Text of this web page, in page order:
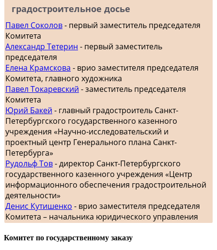
градостроительное досье
Павел Соколов- первый заместитель председателя
Комитета
Александр Тетерин - первый заместитель
председателя
Елена Крамскова - врио заместителя председателя
Комитета, главного художника
Павел Токаревский - заместитель председателя
Комитета
Юрий Бакей - главный градостроитель Санкт-
Петербургского государственного казенного
учреждения «Научно-исследовательский и
проектный центр Генерального плана Санкт-
Петербурга»
Рудольф Тов- директор Санкт-Петербургского
государственного казенного учреждения «Центр
информационного обеспечения градостроительной
деятельности»
Денис Кутишенко - врио заместителя председателя
Комитета – начальника юридического управления
Комитет по государственному заказу